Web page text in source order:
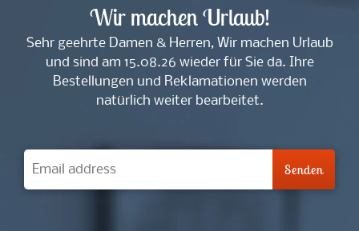
Wir machen Urlaub!
Sehr geehrte Damen & Herren, Wir machen Urlaub
und sind am 15.08.26 wieder für Sie da. Ihre
Bestellungen und Reklamationen werden
natürlich weiter bearbeitet.